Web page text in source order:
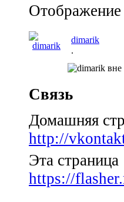
Отображение
dimarik
.
Связь
Домашняя
http://
Эта страница
https://